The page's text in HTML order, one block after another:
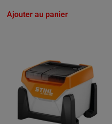
Ajouter au panier